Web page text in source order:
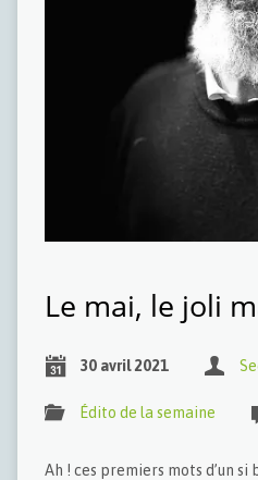
Le mai, le joli
30 avril 2021
Édito de la semaine
Ah ! ces premiers mots d’un si